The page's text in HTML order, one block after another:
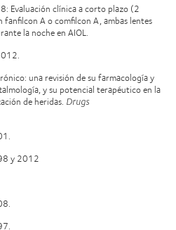
Evaluación clínica a corto plazo (2
A o comfilcon A, ambas lentes
la noche en AIOL.
una revisión de su farmacología y
y su potencial terapéutico en la
de heridas. Drugs
y 2012